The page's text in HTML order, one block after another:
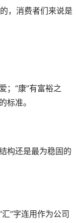
，消费者们来说是
；“康”有富裕之
标准。
构还是最为稳固的
”字连用作为公司